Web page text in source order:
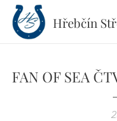
Hřebčín
FAN OF SEA